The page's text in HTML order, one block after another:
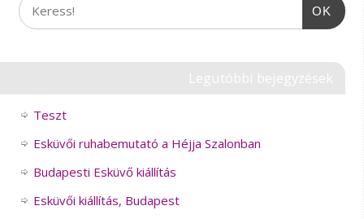
OK
Legutóbbi bejegyzések
Teszt
Esküvői ruhabemutató a Héjja Szalonban
Budapesti Esküvő kiállítás
Esküvői kiállítás, Budapest